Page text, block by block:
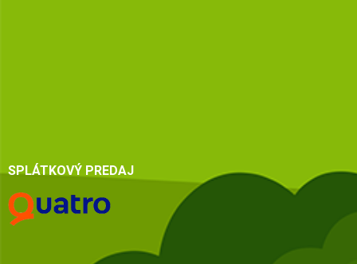
SPLÁTKOVÝ PREDAJ